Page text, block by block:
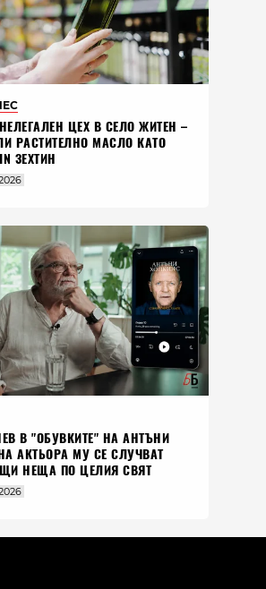
ЦЕХ В СЕЛО ЖИТЕН –
РАСТИТЕЛНО МАСЛО КАТО
ЗЕХТИН
В "ОБУВКИТЕ" НА АНТЪНИ
АКТЬОРА МУ СЕ СЛУЧВАТ
НЕЩА ПО ЦЕЛИЯ СВЯТ